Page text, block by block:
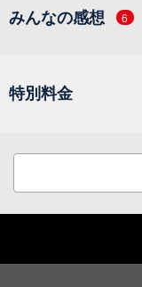
みんなの感想 6
特別料金